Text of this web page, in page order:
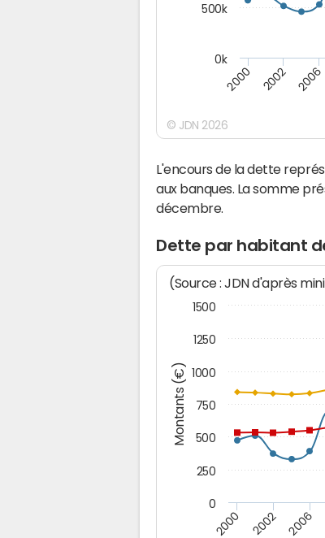
2000 2002 2006
0k
500k
© JDN 2026
L'encours de la dette
aux banques. La somme
décembre.
Dette par habitant
Montants (€)
(Source : JDN d'après
2000 2002 2006
0
250
500
750
1000
1250
1500